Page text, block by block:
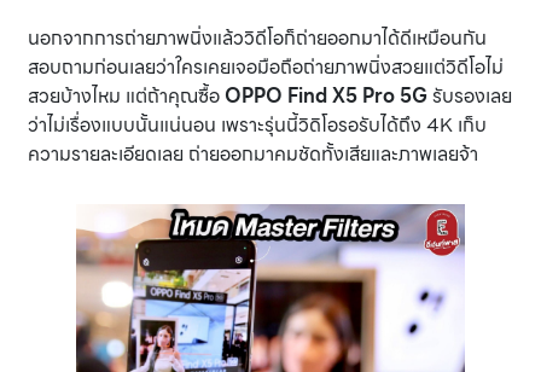
นอกจากการถ่ายภาพนิ่งแล้ววิดีโอก็ถ่ายออกมาได้ดีเหมือนกัน
สอบถามก่อนเลยว่าใครเคยเจอมือถือถ่ายภาพนิ่งสวยแต่วิดีโอไม่
สวยบ้างไหม แต่ถ้าคุณซื้อ OPPO Find X5 Pro 5G รับรองเลย
ว่าไม่เรื่องแบบนั้นแน่นอน เพราะรุ่นนี้วิดิโอรอรับได้ถึง 4K เก็บ
ความรายละเอียดเลย ถ่ายออกมาคมชัดทั้งเสียและภาพเลยจ้า